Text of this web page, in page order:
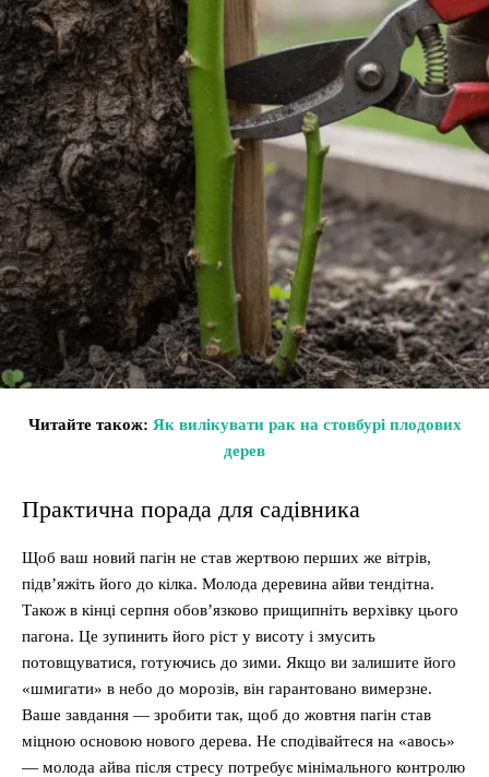
Читайте також: Як вилікувати рак на стовбурі плодових
дерев
Практична порада для садівника
Щоб ваш новий пагін не став жертвою перших же вітрів,
підв’яжіть його до кілка. Молода деревина айви тендітна.
Також в кінці серпня обов’язково прищипніть верхівку цього
пагона. Це зупинить його ріст у висоту і змусить
потовщуватися, готуючись до зими. Якщо ви залишите його
«шмигати» в небо до морозів, він гарантовано вимерзне.
Ваше завдання — зробити так, щоб до жовтня пагін став
міцною основою нового дерева. Не сподівайтеся на «авось»
— молода айва після стресу потребує мінімального контролю